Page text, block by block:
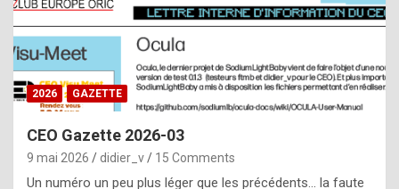
t
a
s
i
e
2026 GAZETTE
CEO Gazette 2026-03
9 mai 2026 didier_v 15 Comments
Un numéro un peu plus léger que les précédents… la faute